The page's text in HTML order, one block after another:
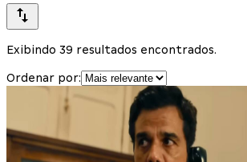
Exibindo 39 resultados encontrados.
Ordenar por: